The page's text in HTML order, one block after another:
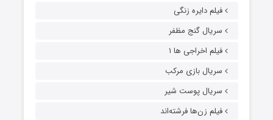
فیلم دایره زنگی
سریال گنج مظفر
فیلم اخراجی ها ۱
سریال بازی مرکب
سریال پوست شیر
فیلم زن‌ها فرشته‌اند